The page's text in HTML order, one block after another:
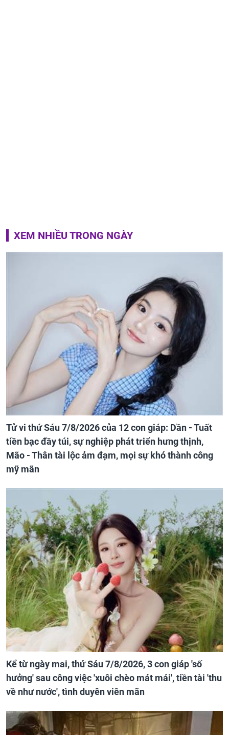
XEM NHIỀU TRONG NGÀY
Tử vi thứ Sáu 7/8/2026 của 12 con giáp: Dần - Tuất
tiền bạc đầy túi, sự nghiệp phát triển hưng thịnh,
Mão - Thân tài lộc ảm đạm, mọi sự khó thành công
mỹ mãn
Kể từ ngày mai, thứ Sáu 7/8/2026, 3 con giáp 'số
hưởng' sau công việc 'xuôi chèo mát mái', tiền tài 'thu
về như nước', tình duyên viên mãn